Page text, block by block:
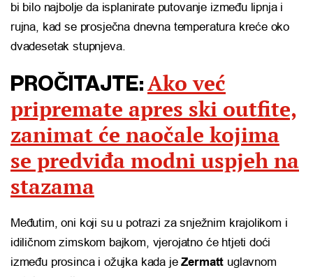
bi bilo najbolje da isplanirate putovanje između lipnja i
rujna, kad se prosječna dnevna temperatura kreće oko
dvadesetak stupnjeva.
PROČITAJTE: Ako već
pripremate apres ski outfite,
zanimat će naočale kojima
se predviđa modni uspjeh na
stazama
Međutim, oni koji su u potrazi za snježnim krajolikom i
idiličnom zimskom bajkom, vjerojatno će htjeti doći
između prosinca i ožujka kada jeZermatt uglavnom